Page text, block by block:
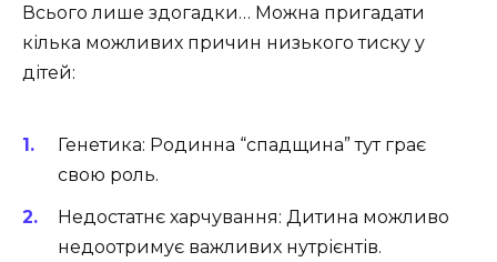
Всього лише здогадки… Можна пригадати
кілька можливих причин низького тиску у
дітей:
Генетика: Родинна “спадщина” тут грає
свою роль.
Недостатнє харчування: Дитина можливо
недоотримує важливих нутрієнтів.